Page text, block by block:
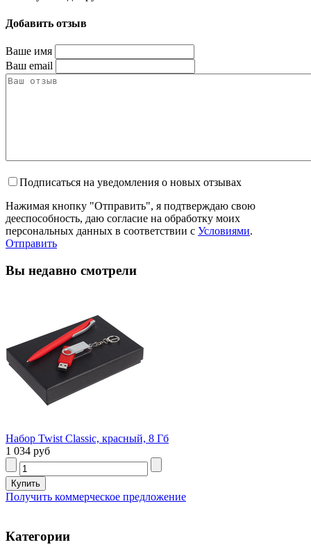
Добавить отзыв
Ваше имя
Ваш email
Подписаться на уведомления о новых отзывах
Нажимая кнопку "Отправить", я подтверждаю свою
дееспособность, даю согласие на обработку моих
персональных данных в соответствии с Условиями.
Отправить
Вы недавно смотрели
Набор Twist Classic, красный, 8 Гб
1 034 руб
Получить коммерческое предложение
Категории